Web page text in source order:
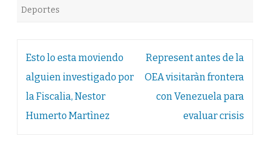
Deportes
Navegación
de
entradas
Esto lo esta moviendo
alguien investigado por
la Fiscalia, Nestor
Humerto Martìnez
Represent antes de la
OEA visitaràn frontera
con Venezuela para
evaluar crisis